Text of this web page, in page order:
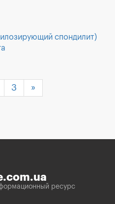
спондилит)
3 »
ресурс